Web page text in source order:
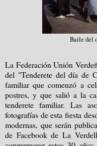
Baile del
La Federación Unión
del "Tenderete del día de
familiar que comenzó a
postres, y que salió a la
tenderete familiar. Las
fotografías de esta fiesta
modernas, que serán
de Facebook de La